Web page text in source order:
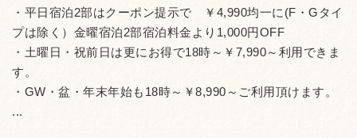
・平日宿泊2部はクーポン提示で ￥4,990均一に(F・Gタイ
プは除く）金曜宿泊2部宿泊料金より1,000円OFF
・土曜日・祝前日は更にお得で18時～￥7,990～利用できま
す。
・GW・盆・年末年始も18時～￥8,990～ご利用頂けます。
...